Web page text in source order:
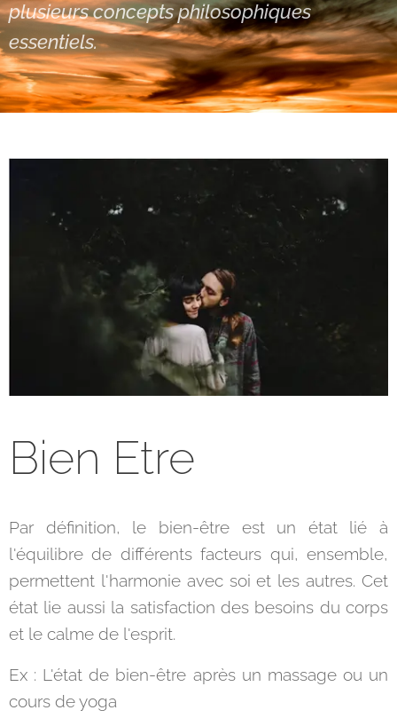
plusieurs concepts philosophiques
essentiels.
Bien Etre
Par définition, le bien-être est un état lié à
l'équilibre de différents facteurs qui, ensemble,
permettent l'harmonie avec soi et les autres. Cet
état lie aussi la satisfaction des besoins du corps
et le calme de l'esprit.
Ex : L'état de bien-être après un massage ou un
cours de yoga